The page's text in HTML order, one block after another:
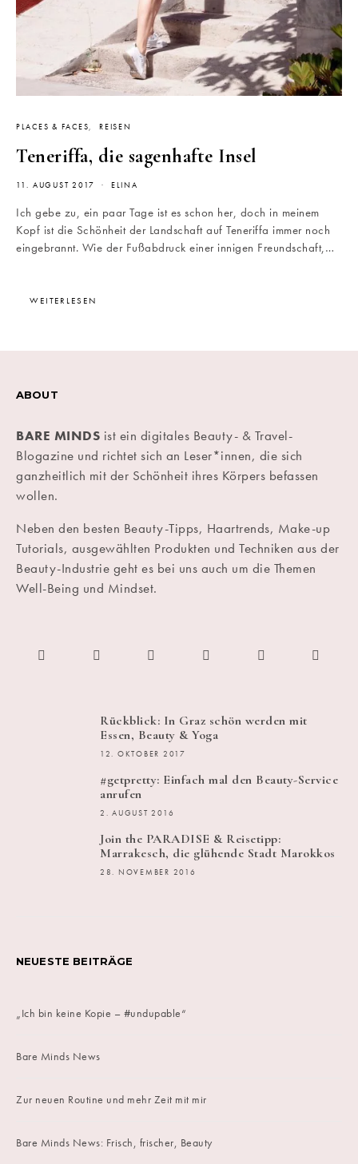
PLACES & FACES REISEN
Teneriffa, die sagenhafte Insel
11. AUGUST 2017 ELINA
Ich gebe zu, ein paar Tage ist es schon her, doch in meinem
Kopf ist die Schönheit der Landschaft auf Teneriffa immer noch
eingebrannt. Wie der Fußabdruck einer innigen Freundschaft,…
WEITERLESEN
ABOUT
BARE MINDS ist ein digitales Beauty- & Travel-
Blogazine und richtet sich an Leser*innen, die sich
ganzheitlich mit der Schönheit ihres Körpers befassen
wollen.
Neben den besten Beauty-Tipps, Haartrends, Make-up
Tutorials, ausgewählten Produkten und Techniken aus der
Beauty-Industrie geht es bei uns auch um die Themen
Well-Being und Mindset.
Rückblick: In Graz schön werden mit
Essen, Beauty & Yoga
12. OKTOBER 2017
#getpretty: Einfach mal den Beauty-Service
anrufen
2. AUGUST 2016
Join the PARADISE & Reisetipp:
Marrakesch, die glühende Stadt Marokkos
28. NOVEMBER 2016
NEUESTE BEITRÄGE
„Ich bin keine Kopie – #undupable“
Bare Minds News
Zur neuen Routine und mehr Zeit mit mir
Bare Minds News: Frisch, frischer, Beauty